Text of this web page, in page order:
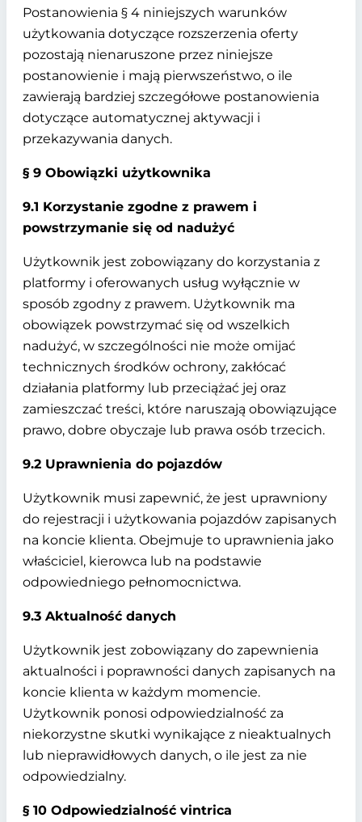
Postanowienia § 4 niniejszych warunków
użytkowania dotyczące rozszerzenia oferty
pozostają nienaruszone przez niniejsze
postanowienie i mają pierwszeństwo, o ile
zawierają bardziej szczegółowe postanowienia
dotyczące automatycznej aktywacji i
przekazywania danych.
§ 9 Obowiązki użytkownika
9.1 Korzystanie zgodne z prawem i
powstrzymanie się od nadużyć
Użytkownik jest zobowiązany do korzystania z
platformy i oferowanych usług wyłącznie w
sposób zgodny z prawem. Użytkownik ma
obowiązek powstrzymać się od wszelkich
nadużyć, w szczególności nie może omijać
technicznych środków ochrony, zakłócać
działania platformy lub przeciążać jej oraz
zamieszczać treści, które naruszają obowiązujące
prawo, dobre obyczaje lub prawa osób trzecich.
9.2 Uprawnienia do pojazdów
Użytkownik musi zapewnić, że jest uprawniony
do rejestracji i użytkowania pojazdów zapisanych
na koncie klienta. Obejmuje to uprawnienia jako
właściciel, kierowca lub na podstawie
odpowiedniego pełnomocnictwa.
9.3 Aktualność danych
Użytkownik jest zobowiązany do zapewnienia
aktualności i poprawności danych zapisanych na
koncie klienta w każdym momencie.
Użytkownik ponosi odpowiedzialność za
niekorzystne skutki wynikające z nieaktualnych
lub nieprawidłowych danych, o ile jest za nie
odpowiedzialny.
§ 10 Odpowiedzialność vintrica